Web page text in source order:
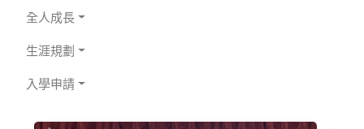
全人成長
生涯規劃
入學申請